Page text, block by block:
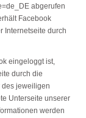
abgerufen
Facebook
Internetseite durch
eingeloggt ist,
durch die
des jeweiligen
Unterseite unserer
werden